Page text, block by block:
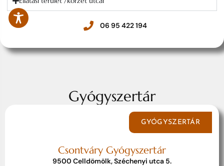
06 95 422 194
Gyógyszertár
GYÓGYSZERTÁR
Csontváry Gyógyszertár
9500 Celldömölk, Széchenyi utca 5.